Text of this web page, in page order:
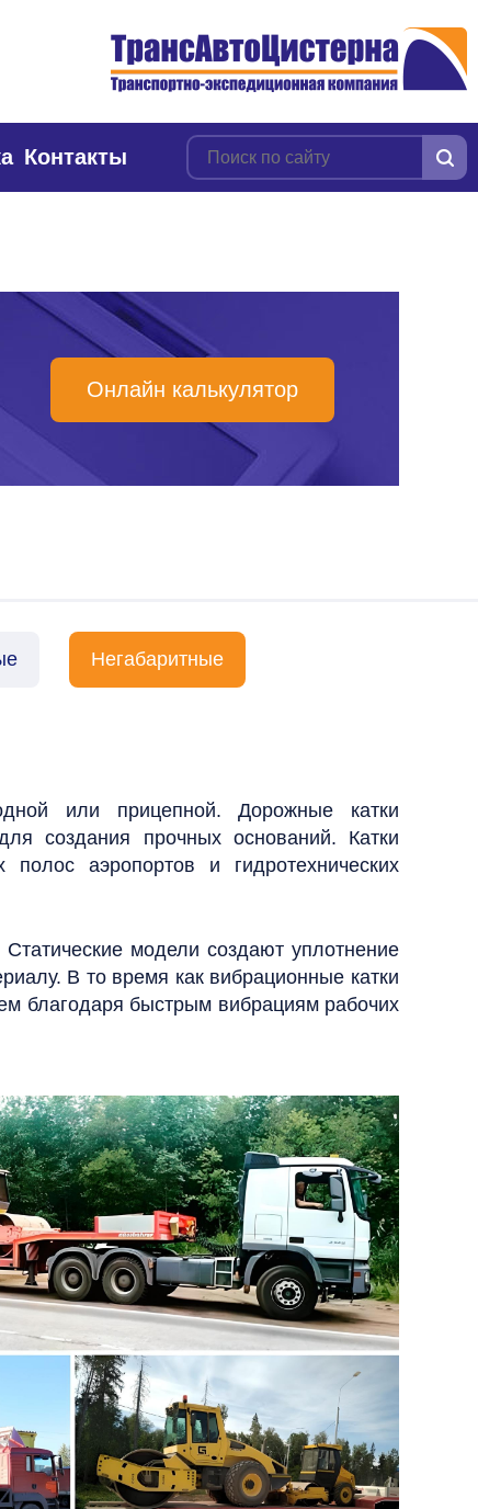
Контакты
Онлайн калькулятор
Негабаритные
или прицепной. Дорожные катки
создания прочных оснований. Катки
полос аэропортов и гидротехнических
модели создают уплотнение
В то время как вибрационные катки
благодаря быстрым вибрациям рабочих